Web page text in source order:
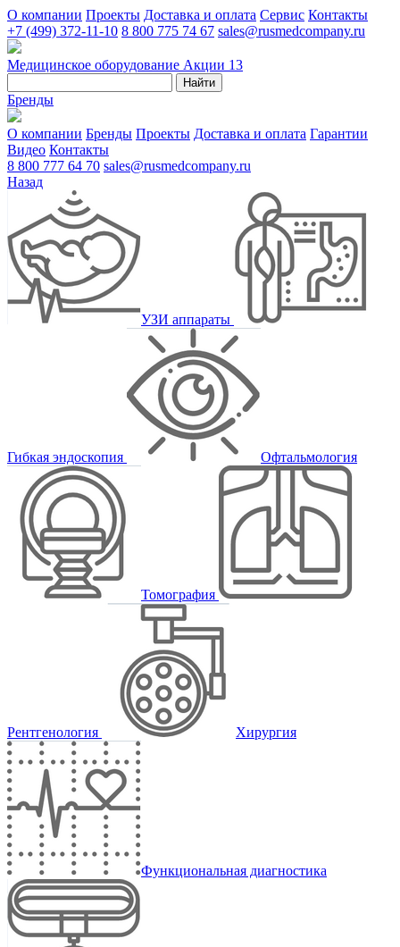
О компании Проекты Доставка и оплата Сервис Контакты
+7 (499) 372-11-10 8 800 775 74 67 sales@rusmedcompany.ru
Медицинское оборудование Акции 13
Найти
Бренды
О компании Бренды Проекты Доставка и оплата Гарантии
Видео Контакты
8 800 777 64 70 sales@rusmedcompany.ru
Назад
УЗИ аппараты
Гибкая эндоскопия Офтальмология
Томография
Рентгенология Хирургия
Функциональная диагностика